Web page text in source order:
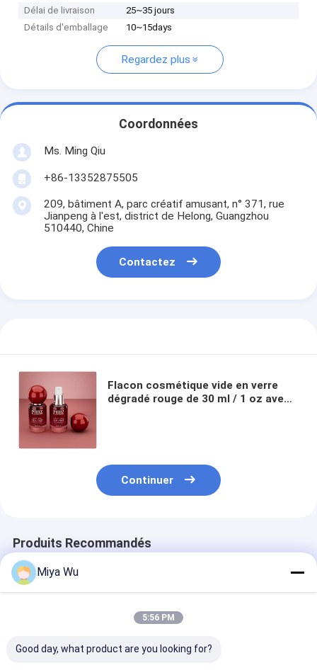
Délai de livraison
25~35 jours
Détails d'emballage
10~15days
Regardez plus
Coordonnées
Ms. Ming Qiu
+86-13352875505
209, bâtiment A, parc créatif amusant, n° 371, rue
Jianpeng à l'est, district de Helong, Guangzhou
510440, Chine
Contactez
Flacon cosmétique vide en verre
dégradé rouge de 30 ml / 1 oz avec
Continuer
Produits Recommandés
Miya Wu
5:56 PM
Good day, what product are you looking for?